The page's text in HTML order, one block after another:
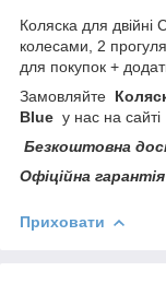
Коляска для двійні
колесами, 2
для покупок +
Замовляйте
Blue у нас на сайті
Безкоштовна
Офіційна
Приховати